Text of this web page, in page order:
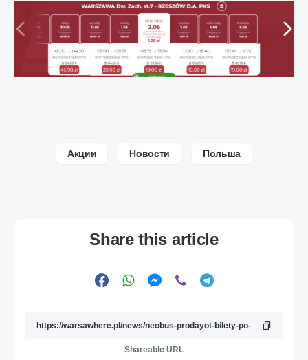
Акции Новости Польша
Share this article
Shareable URL